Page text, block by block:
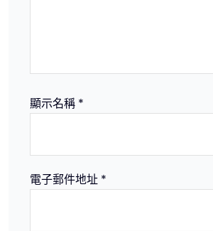
顯示名稱 *
電子郵件地址 *